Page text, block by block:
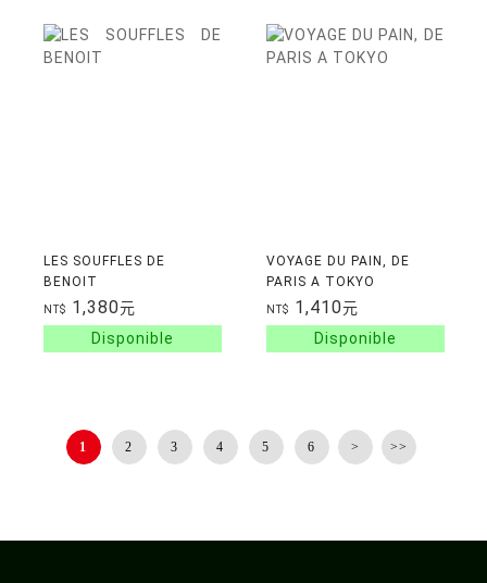
LES SOUFFLES DE
BENOIT
NT$ 1,380元
VOYAGE DU PAIN, DE
PARIS A TOKYO
NT$ 1,410元
1 2 3 4 5 6 > >>